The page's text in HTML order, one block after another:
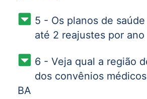
5 - Os planos de
até 2 reajustes por ano
6 - Veja qual a região
dos convênios
BA